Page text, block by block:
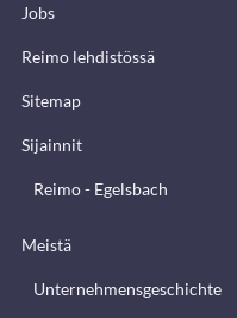
Jobs
Reimo lehdistössä
Sitemap
Sijainnit
Reimo - Egelsbach
Meistä
Unternehmensgeschichte